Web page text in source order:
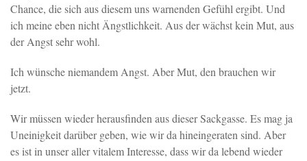
Chance, die sich aus diesem uns warnenden Gefühl ergibt. Und
ich meine eben nicht Ängstlichkeit. Aus der wächst kein Mut, aus
der Angst sehr wohl.
Ich wünsche niemandem Angst. Aber Mut, den brauchen wir
jetzt.
Wir müssen wieder herausfinden aus dieser Sackgasse. Es mag ja
Uneinigkeit darüber geben, wie wir da hineingeraten sind. Aber
es ist in unser aller vitalem Interesse, dass wir da lebend wieder